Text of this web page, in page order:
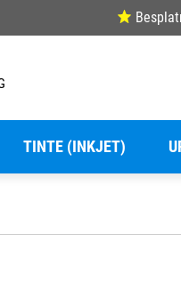
TINTE (INKJET)